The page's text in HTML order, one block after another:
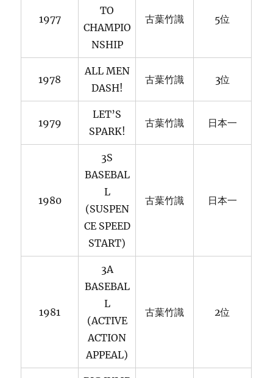
1977
TO
CHAMPIO
NSHIP
古葉竹識 5位
1978
ALL MEN
DASH!
古葉竹識 3位
1979
LET’S
SPARK!
古葉竹識 日本一
1980
3S
BASEBAL
L
(SUSPEN
CE SPEED
START)
古葉竹識 日本一
1981
3A
BASEBAL
L
(ACTIVE
ACTION
APPEAL)
古葉竹識 2位